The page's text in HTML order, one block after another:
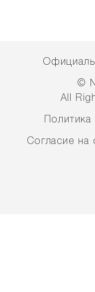
©
All
Согласие на